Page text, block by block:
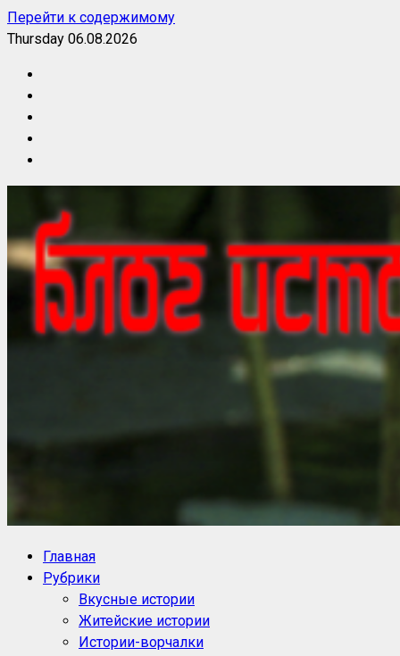
Перейти к содержимому
Thursday 06.08.2026
Блог историй NoorySan
Главная
Рубрики
Вкусные истории
Житейские истории
Истории-ворчалки